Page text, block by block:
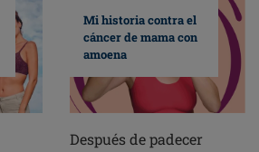
Mi historia contra el
cáncer de mama con
amoena
Después de padecer